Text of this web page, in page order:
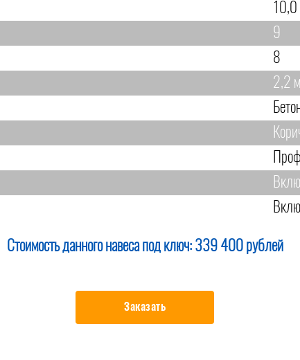
9
8
2,2 м
Стоимость данного навеса под ключ: 339 400 рублей
Заказать